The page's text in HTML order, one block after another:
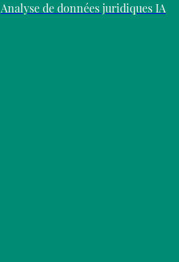
Analyse de données juridiques IA